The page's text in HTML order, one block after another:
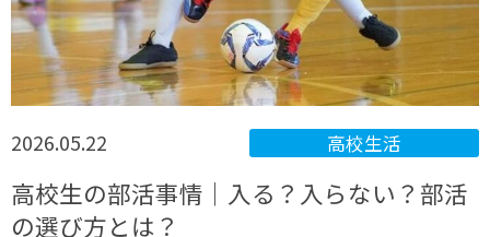
2026.05.22 高校生活
高校生の部活事情｜入る？入らない？部活
の選び方とは？